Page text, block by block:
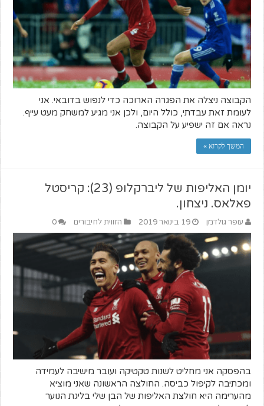
הקבוצה ניצלה את הפגרה הארוכה כדי לנפוש בדובאי. אני
לעומת זאת עבדתי, כולל היום, ולכן אני מגיע למשחק מעט עייף.
נראה אם זה ישפיע על הקבוצה.
המשך לקרוא »
יומן האליפות של ליברקלופ (23): קריסטל
פאלאס. ניצחון.
עופר גולדמן 19 בינואר 2019 הזווית לחיבורים 0
בהפסקה אני מחליט לשנות טקטיקה ועובר מישיבה לעמידה
ומכתיבה לקיפול כביסה. החולצה הראשונה שאני מוציא
מהערימה היא חולצת האליפות של הבן שלי בליגת הנוער